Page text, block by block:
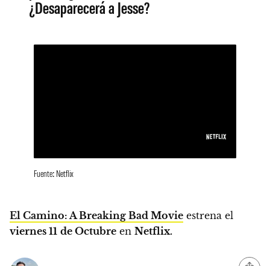
¿Desaparecerá a Jesse?
Fuente: Netflix
El Camino: A Breaking Bad Movie estrena el
viernes 11 de Octubre en Netflix.